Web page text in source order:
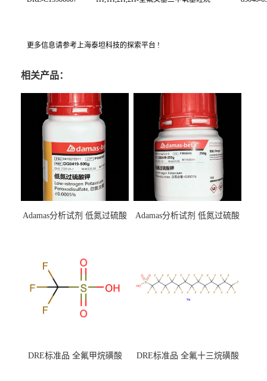
更多信息请参考上海泰坦科技的探索平台 !
相关产品：
Adamas分析试剂 低氮过硫酸
（泰坦现货供应）
Adamas分析试剂 低氮过硫酸
DRE标准品 全氟甲烷磺酸
DRE标准品 全氟十三烷磺酸